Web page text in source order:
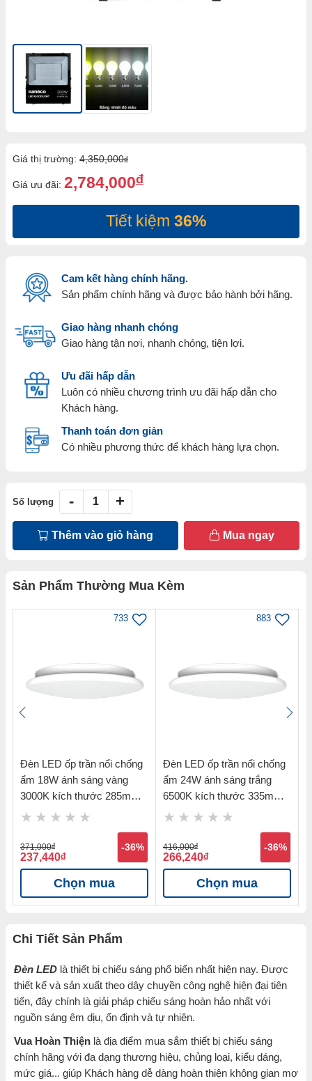
Giá thị trường: 4,350,000đ
Giá ưu đãi: 2,784,000đ
Tiết kiệm 36%
Cam kết hàng chính hãng.
Sản phẩm chính hãng và được bảo hành bởi hãng.
Giao hàng nhanh chóng
Giao hàng tận nơi, nhanh chóng, tiện lợi.
Ưu đãi hấp dẫn
Luôn có nhiều chương trình ưu đãi hấp dẫn cho
Khách hàng.
Thanh toán đơn giản
Có nhiều phương thức để khách hàng lựa chọn.
Số lượng - +
Thêm vào giỏ hàng Mua ngay
Sản Phẩm Thường Mua Kèm
733
Đèn LED ốp trần nổi chống
ẩm 18W ánh sáng vàng
3000K kích thước 285mm
Nanoco NCL183MP
371,000đ
237,440đ
-36%
Chọn mua
883
Đèn LED ốp trần nổi chống
ẩm 24W ánh sáng trắng
6500K kích thước 335mm
Nanoco NCL246MP
416,000đ
266,240đ
-36%
Chọn mua
Chi Tiết Sản Phẩm
Đèn LED là thiết bị chiếu sáng phổ biến nhất hiện nay. Được
thiết kế và sản xuất theo dây chuyền công nghệ hiện đại tiên
tiến, đây chính là giải pháp chiếu sáng hoàn hảo nhất với
nguồn sáng êm dịu, ổn định và tự nhiên.
Vua Hoàn Thiện là địa điểm mua sắm thiết bị chiếu sáng
chính hãng với đa dạng thương hiệu, chủng loại, kiểu dáng,
mức giá... giúp Khách hàng dễ dàng hoàn thiện không gian mơ